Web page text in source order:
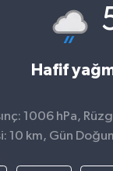
Hafif
1006 hPa,
10 km, Gün